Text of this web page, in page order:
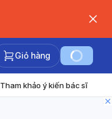
Giỏ hàng
Tham khảo ý kiến bác sĩ